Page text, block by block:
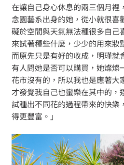
在讓自己身心休息的兩三個月裡
念園藝系出身的她，從小就很喜
礙於空間與天氣無法種很多自己
來試著種些什麼，少少的用來妝
而原先只是有好的收成，明瑾就
有人問她是否可以購買，她燦燦
花市沒有的，所以我也是應著大
才發覺我自己也蠻樂在其中的，
試種出不同花的過程帶來的快樂
得更豐富。」